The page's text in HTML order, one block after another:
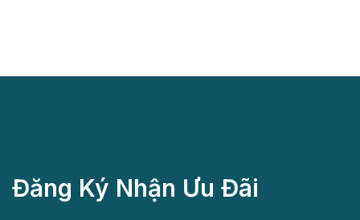
Đăng Ký Nhận Ưu Đãi